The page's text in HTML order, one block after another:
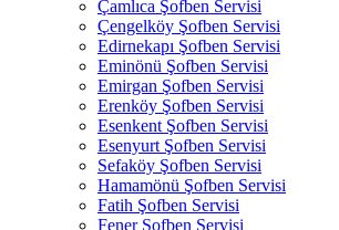
Çamlıca Şofben Servisi
Çengelköy Şofben Servisi
Edirnekapı Şofben Servisi
Eminönü Şofben Servisi
Emirgan Şofben Servisi
Erenköy Şofben Servisi
Esenkent Şofben Servisi
Esenyurt Şofben Servisi
Sefaköy Şofben Servisi
Hamamönü Şofben Servisi
Fatih Şofben Servisi
Fener Şofben Servisi